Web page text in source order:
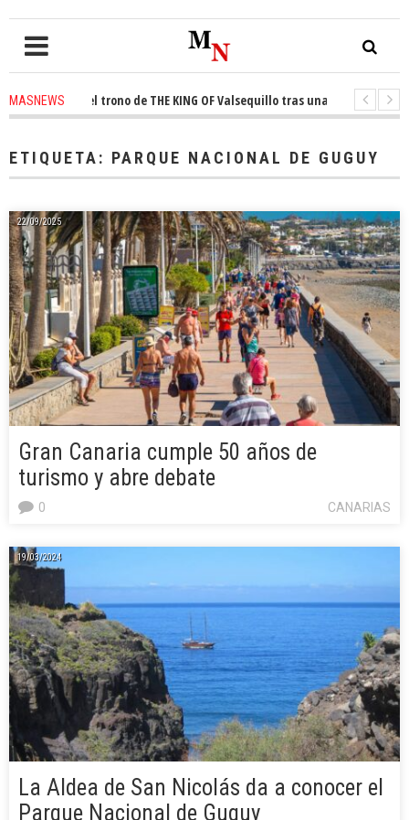
MASNEWSel trono de THE KING OF Valsequillo tras una jornada de
ETIQUETA: PARQUE NACIONAL DE GUGUY
22/09/2025
Gran Canaria cumple 50 años de
turismo y abre debate
CANARIAS
0
19/03/2024
La Aldea de San Nicolás da a conocer el
Parque Nacional de Guguy